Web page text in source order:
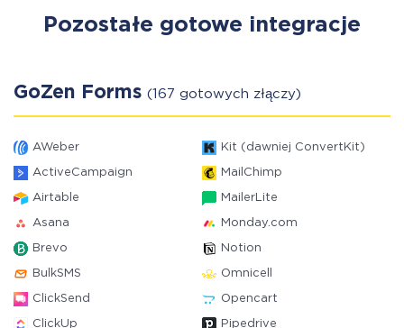
Pozostałe gotowe integracje
GoZen Forms (167 gotowych złączy)
AWeber Kit (dawniej ConvertKit)
ActiveCampaign MailChimp
Airtable MailerLite
Asana Monday.com
Brevo Notion
BulkSMS Omnicell
ClickSend Opencart
ClickUp Pipedrive